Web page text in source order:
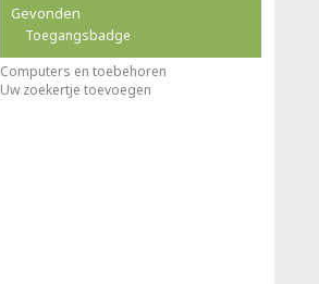
Gevonden
Toegangsbadge
Computers en toebehoren
Uw zoekertje toevoegen